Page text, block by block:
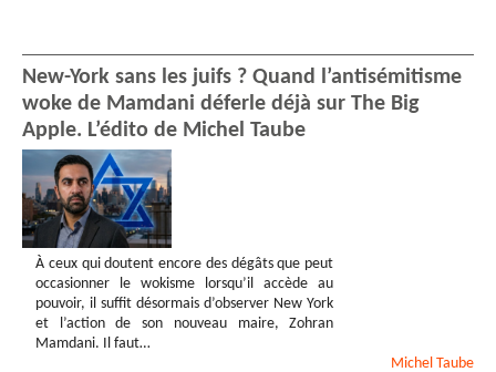
New-York sans les juifs ? Quand l’antisémitisme
woke de Mamdani déferle déjà sur The Big
Apple. L’édito de Michel Taube
À ceux qui doutent encore des dégâts que peut
occasionner le wokisme lorsqu’il accède au
pouvoir, il suffit désormais d’observer New York
et l’action de son nouveau maire, Zohran
Mamdani. Il faut…
Michel Taube